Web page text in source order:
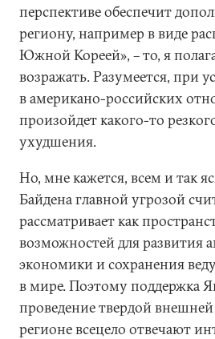
перспективе обеспечит
региону, например в виде
Южной Кореей», – то, я
возражать. Разумеется, при
в американо-российских
произойдет какого-то
ухудшения.
Но, мне кажется, всем и так
Байдена главной угрозой
рассматривает как
возможностей для развития
экономики и сохранения
в мире. Поэтому поддержка
проведение твердой
регионе всецело отвечают